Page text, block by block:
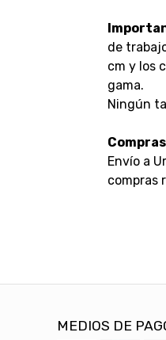
de
cm y los
gama.
Ningún
Envío a
compras
MEDIOS DE